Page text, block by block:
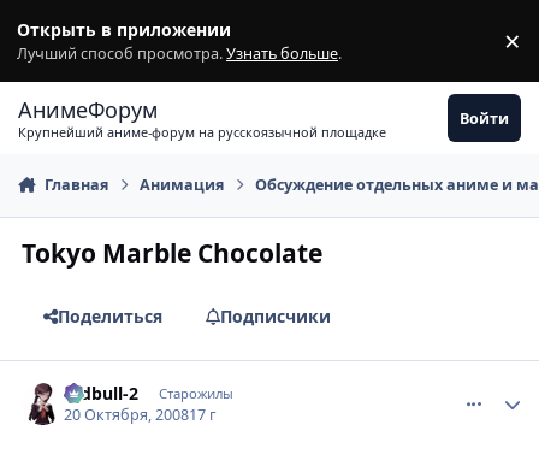
Открыть в приложении
Лучший способ просмотра.Узнать больше. ×
АнимеФорум
Крупнейший аниме-форум на русскоязычной площадке
Войти
Главная Анимация Обсуждение отдельных аниме и
Tokyo Marble Chocolate
Поделиться Подписчики
redbull-2 Старожилы
20 Октября, 200817 г